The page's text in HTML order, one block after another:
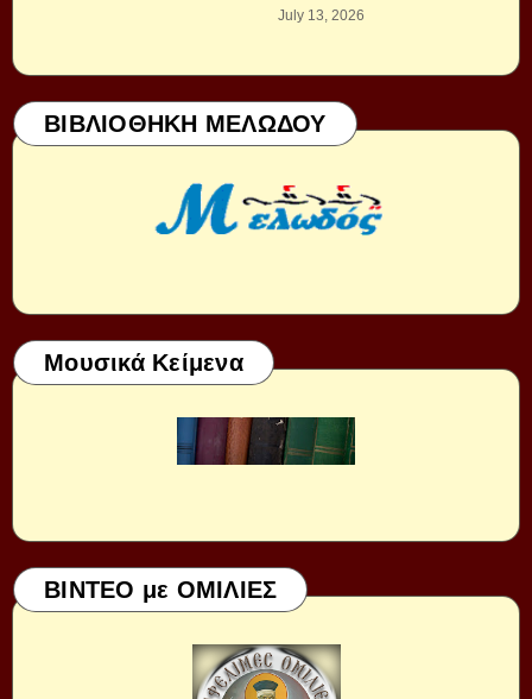
July 13, 2026
ΒΙΒΛΙΟΘΗΚΗ ΜΕΛΩΔΟΥ
Μουσικά Κείμενα
ΒΙΝΤΕΟ με ΟΜΙΛΙΕΣ